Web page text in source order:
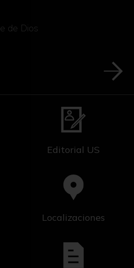
de Dios
Editorial US
Localizaciones